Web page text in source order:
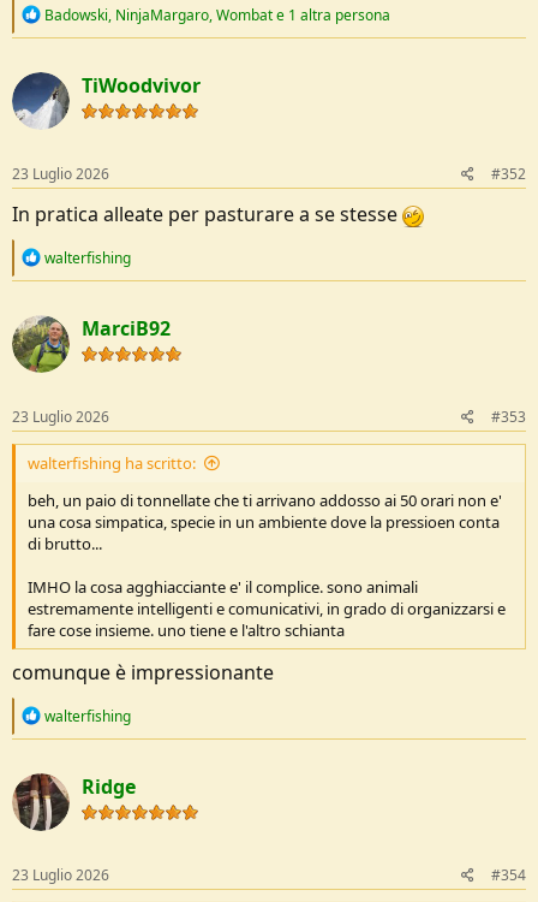
R
c
t
i
o
s
:
Badowski, NinjaMargaro,Wombate 1 altra persona
TiWoodvivor
23 Luglio 2026 #352
In pratica alleate per pasturare a se stesse
R
c
t
i
o
s
:
walterfishing
MarciB92
23 Luglio 2026 #353
walterfishing ha scritto:
beh, un paio di tonnellate che ti arrivano addosso ai 50 orari non e'
una cosa simpatica, specie in un ambiente dove la pressioen conta
di brutto...
IMHO la cosa agghiacciante e' il complice. sono animali
estremamente intelligenti e comunicativi, in grado di organizzarsi e
fare cose insieme. uno tiene e l'altro schianta
comunque è impressionante
R
c
t
i
o
s
:
walterfishing
Ridge
23 Luglio 2026 #354